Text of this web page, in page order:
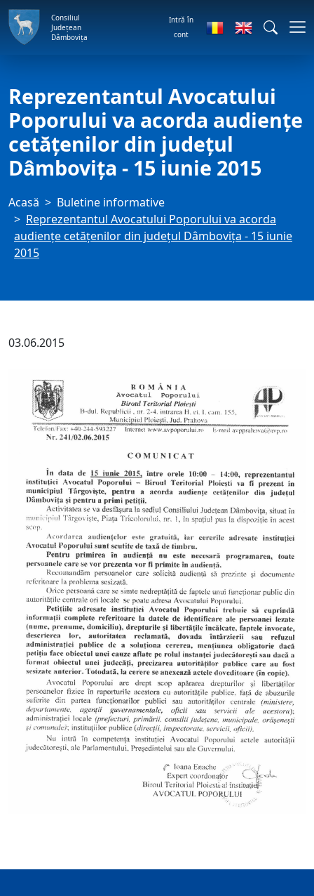
Consiliul
Județean
Dâmbovița
Intră în
cont
Reprezentantul Avocatului
Poporului va acorda audiențe
cetățenilor din județul
Dâmbovița - 15 iunie 2015
Acasă
Buletine informative
Reprezentantul Avocatului Poporului va acorda
audiențe cetățenilor din județul Dâmbovița - 15 iunie
2015
03.06.2015